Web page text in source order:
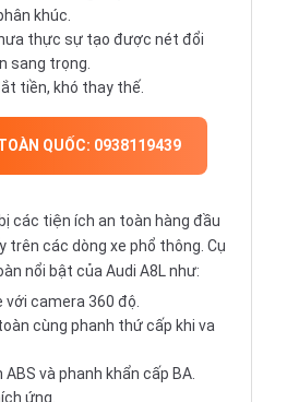
khúc.
thực sự tạo được nét đổi
sang trọng.
tiền, khó thay thế.
QUỐC: 0938119439
các tiện ích an toàn hàng đầu
trên các dòng xe phổ thông. Cụ
nổi bật của Audi A8L như:
với camera 360 độ.
cùng phanh thứ cấp khi va
và phanh khẩn cấp BA.
ứng.